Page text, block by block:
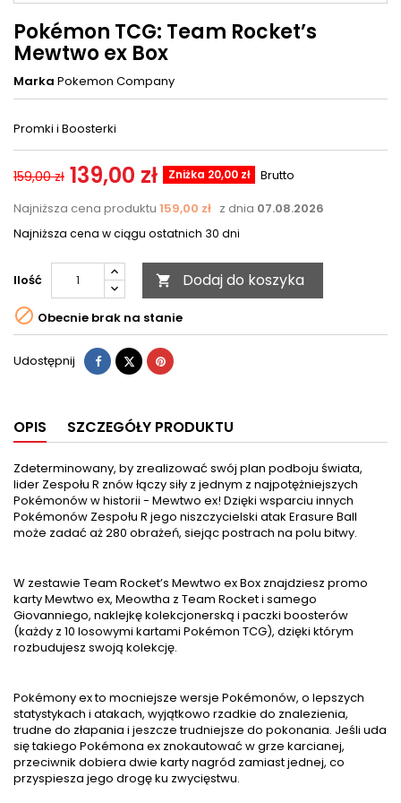
Pokémon TCG: Team Rocket’s
Mewtwo ex Box
Marka Pokemon Company
Promki i Boosterki
159,00 zł 139,00 zł Zniżka 20,00 zł
Brutto
Najniższa cena produktu 159,00 zł z dnia 07.08.2026
Najniższa cena w ciągu ostatnich 30 dni
Ilość  Dodaj do koszyka
 Obecnie brak na stanie
Udostępnij Udostępnij
TweetujPinterest
OPIS SZCZEGÓŁY PRODUKTU
Zdeterminowany, by zrealizować swój plan podboju świata,
lider Zespołu R znów łączy siły z jednym z najpotężniejszych
Pokémonów w historii - Mewtwo ex! Dzięki wsparciu innych
Pokémonów Zespołu R jego niszczycielski atak Erasure Ball
może zadać aż 280 obrażeń, siejąc postrach na polu bitwy.
W zestawie Team Rocket’s Mewtwo ex Box znajdziesz promo
karty Mewtwo ex, Meowtha z Team Rocket i samego
Giovanniego, naklejkę kolekcjonerską i paczki boosterów
(każdy z 10 losowymi kartami Pokémon TCG), dzięki którym
rozbudujesz swoją kolekcję.
Pokémony ex to mocniejsze wersje Pokémonów, o lepszych
statystykach i atakach, wyjątkowo rzadkie do znalezienia,
trudne do złapania i jeszcze trudniejsze do pokonania. Jeśli uda
się takiego Pokémona ex znokautować w grze karcianej,
przeciwnik dobiera dwie karty nagród zamiast jednej, co
przyspiesza jego drogę ku zwycięstwu.